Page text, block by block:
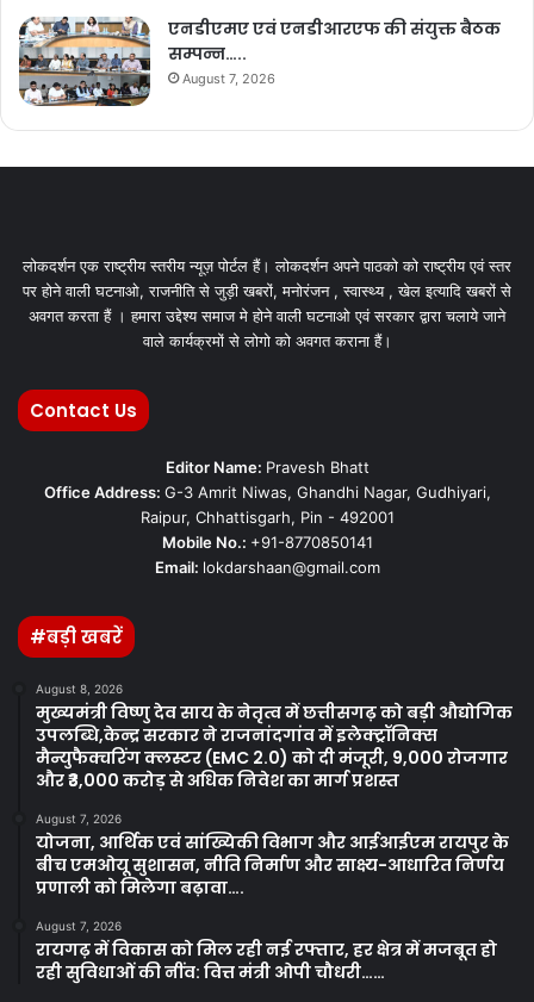
एनडीएमए एवं एनडीआरएफ की संयुक्त बैठक
सम्पन्न…..
August 7, 2026
लोकदर्शन एक राष्ट्रीय स्तरीय न्यूज़ पोर्टल हैं। लोकदर्शन अपने पाठको को राष्ट्रीय एवं स्तर
पर होने वाली घटनाओ, राजनीति से जुड़ी खबरों, मनोरंजन , स्वास्थ्य , खेल इत्यादि खबरों से
अवगत करता हैं । हमारा उद्देश्य समाज मे होने वाली घटनाओ एवं सरकार द्वारा चलाये जाने
वाले कार्यक्रमों से लोगो को अवगत कराना हैं।
Contact Us
Editor Name: Pravesh Bhatt
Office Address: G-3 Amrit Niwas, Ghandhi Nagar, Gudhiyari,
Raipur, Chhattisgarh, Pin - 492001
Mobile No.: +91-8770850141
Email: lokdarshaan@gmail.com
#बड़ी खबरें
August 8, 2026
मुख्यमंत्री विष्णु देव साय के नेतृत्व में छत्तीसगढ़ को बड़ी औद्योगिक
उपलब्धि,केन्द्र सरकार ने राजनांदगांव में इलेक्ट्रॉनिक्स
मैन्युफैक्चरिंग क्लस्टर (EMC 2.0) को दी मंजूरी, 9,000 रोजगार
और ₹3,000 करोड़ से अधिक निवेश का मार्ग प्रशस्त
August 7, 2026
योजना, आर्थिक एवं सांख्यिकी विभाग और आईआईएम रायपुर के
बीच एमओयू सुशासन, नीति निर्माण और साक्ष्य-आधारित निर्णय
प्रणाली को मिलेगा बढ़ावा….
August 7, 2026
रायगढ़ में विकास को मिल रही नई रफ्तार, हर क्षेत्र में मजबूत हो
रही सुविधाओं की नींव: वित्त मंत्री ओपी चौधरी……